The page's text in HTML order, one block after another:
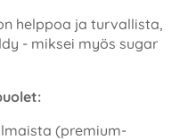
helppoa ja turvallista,
- miksei myös sugar
(premium-